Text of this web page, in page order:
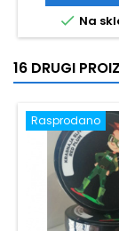
 Na
16 DRUGI
Rasprodano